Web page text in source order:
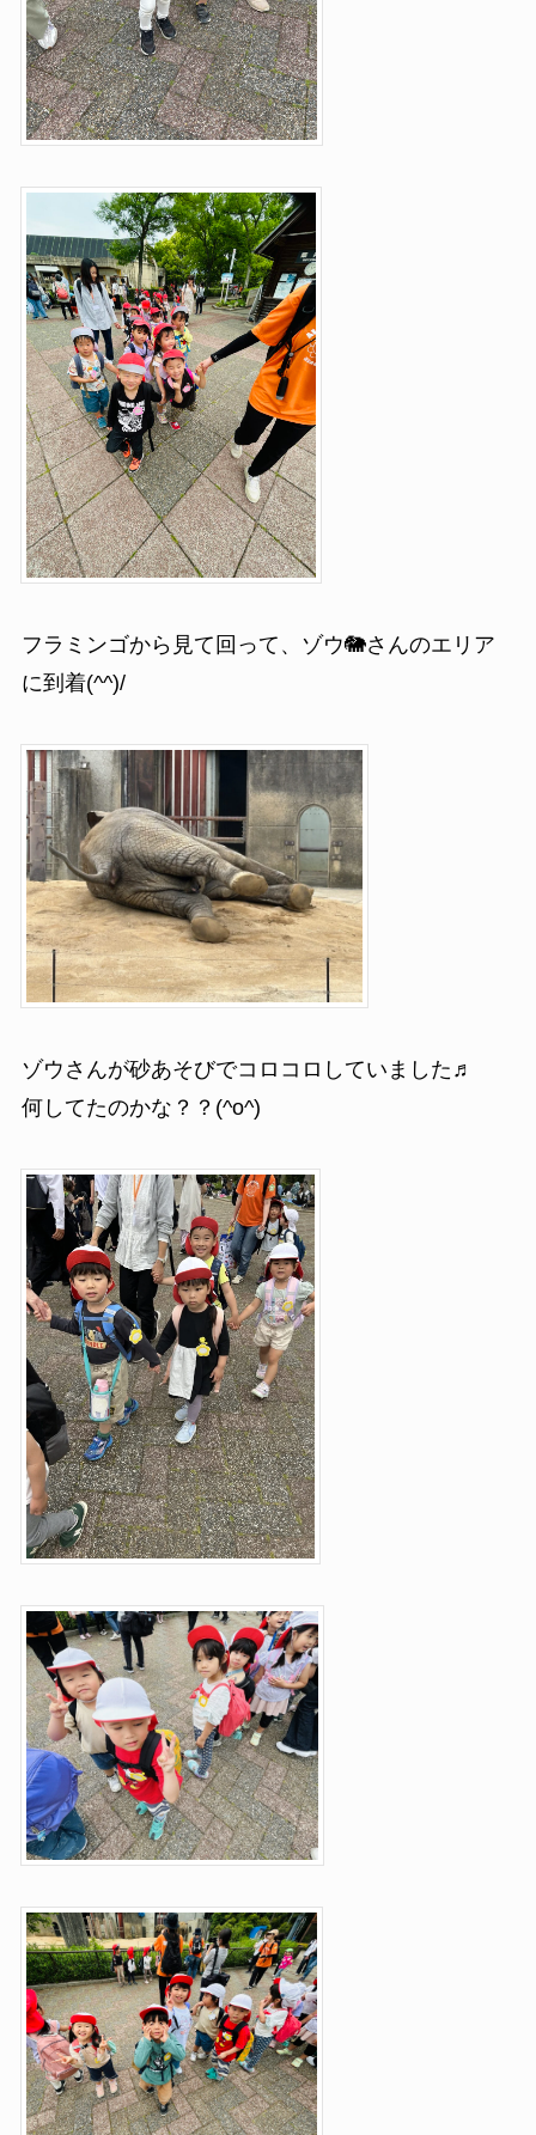
フラミンゴから見て回って、ゾウ🐘さんのエリア
に到着(^^)/
ゾウさんが砂あそびでコロコロしていました♬
何してたのかな？？ (^o^)